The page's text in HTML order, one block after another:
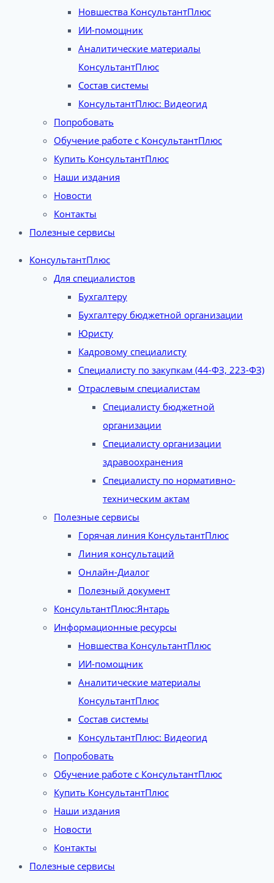
Новшества КонсультантПлюс
ИИ-помощник
Аналитические материалы
КонсультантПлюс
Состав системы
КонсультантПлюс: Видеогид
Попробовать
Обучение работе с КонсультантПлюс
Купить КонсультантПлюс
Наши издания
Новости
Контакты
Полезные сервисы
КонсультантПлюс
Для специалистов
Бухгалтеру
Бухгалтеру бюджетной организации
Юристу
Кадровому специалисту
Специалисту по закупкам (44-ФЗ, 223-ФЗ)
Отраслевым специалистам
Специалисту бюджетной
организации
Специалисту организации
здравоохранения
Специалисту по нормативно-
техническим актам
Полезные сервисы
Горячая линия КонсультантПлюс
Линия консультаций
Онлайн-Диалог
Полезный документ
КонсультантПлюс:Янтарь
Информационные ресурсы
Новшества КонсультантПлюс
ИИ-помощник
Аналитические материалы
КонсультантПлюс
Состав системы
КонсультантПлюс: Видеогид
Попробовать
Обучение работе с КонсультантПлюс
Купить КонсультантПлюс
Наши издания
Новости
Контакты
Полезные сервисы